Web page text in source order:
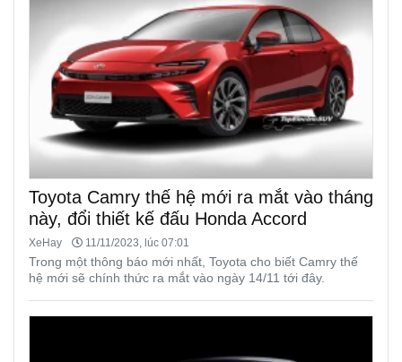
Toyota Camry thế hệ mới ra mắt vào tháng
này, đổi thiết kế đấu Honda Accord
XeHay 11/11/2023, lúc 07:01
Trong một thông báo mới nhất, Toyota cho biết Camry thế
hệ mới sẽ chính thức ra mắt vào ngày 14/11 tới đây.